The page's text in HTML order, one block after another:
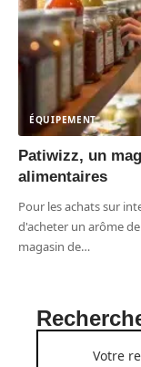
ÉQUIPEMENT
Patiwizz, un
alimentaires
Pour les achats sur
d'acheter un arôme
magasin de…